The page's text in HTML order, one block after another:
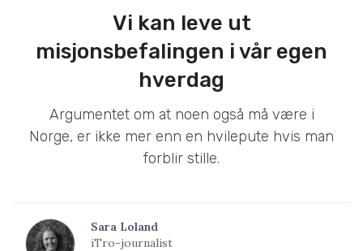
Vi kan leve ut
misjonsbefalingen i vår egen
hverdag
Argumentet om at noen også må være i
Norge, er ikke mer enn en hvilepute hvis man
forblir stille.
Sara Loland
iTro-journalist